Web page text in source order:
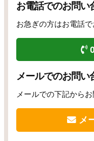
お電話でのお問い
お急ぎの方はお電話で
メールでのお問い
メールでの下記から
メ